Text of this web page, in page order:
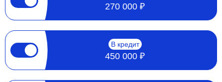
270 000 ₽
В кредит
450 000 ₽